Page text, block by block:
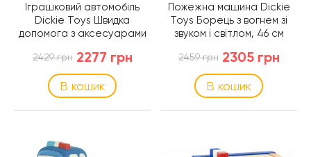
Іграшковий автомобіль
Dickie Toys Швидка
допомога з аксесуарами
(3307003)
2429 грн 2277 грн
В кошик
Пожежна машина Dickie
Toys Борець з вогнем зі
звуком і світлом, 46 см
2459 грн 2305 грн
В кошик